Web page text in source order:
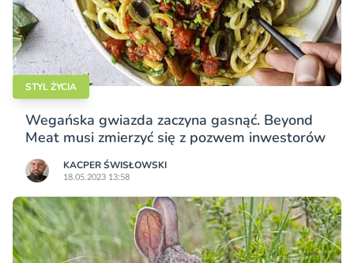
STYL ŻYCIA
Wegańska gwiazda zaczyna gasnąć. Beyond
Meat musi zmierzyć się z pozwem inwestorów
KACPER ŚWISŁO­WSKI
18.05.2023 13:58